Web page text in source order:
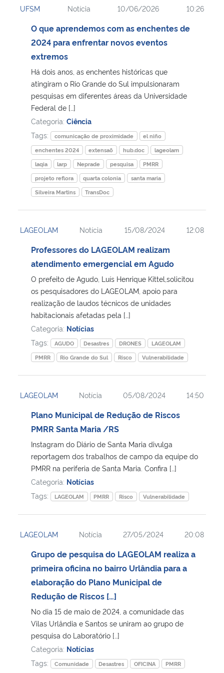
Ministério da Cidadania
Ministério da Saúde
Ministério de Minas e Energia
Ministério da Ciência, Tecnologia, Inovações e Comunicações
Ministério do Turismo
Ministério do Desenvolvimento Regional
Controladoria-Geral da União
Secretaria-Geral
Gabinete de Segurança Institucional
Advocacia-Geral da União
Banco Central do Brasil
UFSM Notícia 10/06/2026 10:26
O que aprendemos com as enchentes de
2024 para enfrentar novos eventos
extremos
Há dois anos, as enchentes históricas que
atingiram o Rio Grande do Sul impulsionaram
pesquisas em diferentes áreas da Universidade
Federal de […]
Categoria: Ciência
Tags:
comunicação de proximidade
el niño
enchentes 2024
extensaõ hub.doc
lageolam
laqia
larp Neprade pesquisa
PMRR
projeto reflora
quarta colonia
santa maria
Silveira Martins
TransDoc
LAGEOLAM Notícia 15/08/2024 12:08
Professores do LAGEOLAM realizam
atendimento emergencial em Agudo
O prefeito de Agudo, Luís Henrique Kittel,solicitou
os pesquisadores do LAGEOLAM, apoio para
realização de laudos técnicos de unidades
habitacionais afetadas pela […]
Categoria: Notícias
Tags:
AGUDO Desastres DRONES
LAGEOLAM
PMRR
Rio Grande do Sul Risco Vulnerabilidade
LAGEOLAM Notícia 05/08/2024 14:50
Plano Municipal de Redução de Riscos
PMRR Santa Maria /RS
Instagram do Diário de Santa Maria divulga
reportagem dos trabalhos de campo da equipe do
PMRR na periferia de Santa Maria. Confira […]
Categoria: Notícias
Tags:
LAGEOLAM PMRR Risco Vulnerabilidade
LAGEOLAM Notícia 27/05/2024 20:08
Grupo de pesquisa do LAGEOLAM realiza a
primeira oficina no bairro Urlândia para a
elaboração do Plano Municipal de
Redução de Riscos […]
No dia 15 de maio de 2024, a comunidade das
Vilas Urlândia e Santos se uniram ao grupo de
pesquisa do Laboratório […]
Categoria: Notícias
Tags:
Comunidade Desastres OFICINA PMRR